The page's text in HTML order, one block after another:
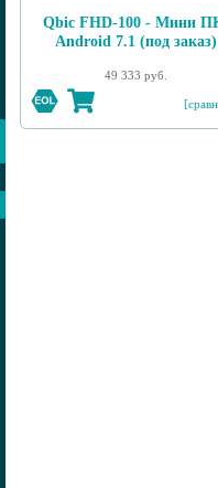
Qbic FHD-100 - Мини
Android 7.1 (под заказ)
49 333 руб.